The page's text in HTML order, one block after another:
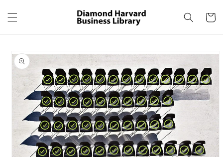
ンツに
進む
ー
報にス
キップ